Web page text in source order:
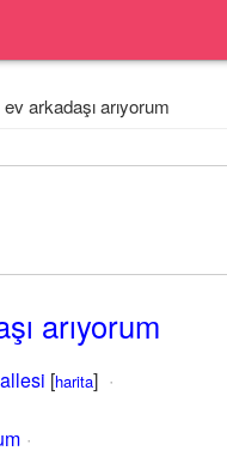
arkadaşı arıyorum
arıyorum
[harita]